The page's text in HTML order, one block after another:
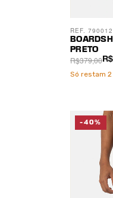
PRETO
R$379,00
REF.
Só restam 2
-40%